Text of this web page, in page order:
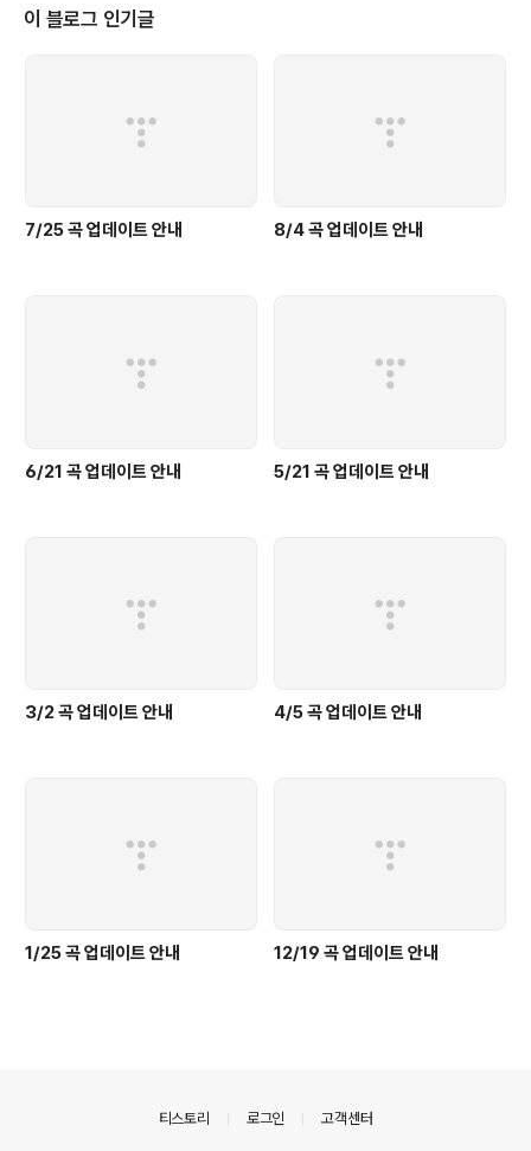
스터) - 28824 : GO CRY GO (오버로드) - 28826 : HYDRA (오버..
이 블로그 인기글
7/25 곡 업데이트 안내 8/4 곡 업데이트 안내
6/21 곡 업데이트 안내 5/21 곡 업데이트 안내
3/2 곡 업데이트 안내 4/5 곡 업데이트 안내
1/25 곡 업데이트 안내 12/19 곡 업데이트 안내
티스토리 로그인 고객센터